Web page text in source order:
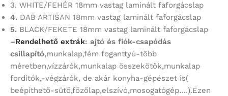
3. WHITE/FEHÉR 18mm vastag laminált faforgácslap
4. DAB ARTISAN 18mm vastag laminált faforgácslap
5. BLACK/FEKETE 18mm vastag laminált faforgácslap
–Rendelhető extrák: ajtó és fiók-csapódás
csillapító,munkalap,fém foganttyú-több
méretben,vízzárók,munkalap összekötők,munkalap
fordítók,-végzárók, de akár konyha-gépészet is(
beépíthető-sütő,főzőlap,elszívó,mosogatógép….).Ezen